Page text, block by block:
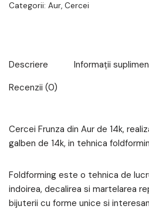
Categorii: Aur, Cercei
Descriere
Informații
Recenzii (0)
Cercei Frunza din Aur de 14k,
galben de 14k, in tehnica
Foldforming este o tehnica de
indoirea, decalirea si martelarea
bijuterii cu forme unice si